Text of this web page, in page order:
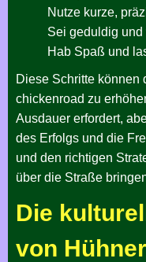
Nutze kurze,
Sei geduldig
Hab Spaß und
Diese Schritte können
chickenroad zu
Ausdauer erfordert,
des Erfolgs und die
und den richtigen
über die Straße
Die
von